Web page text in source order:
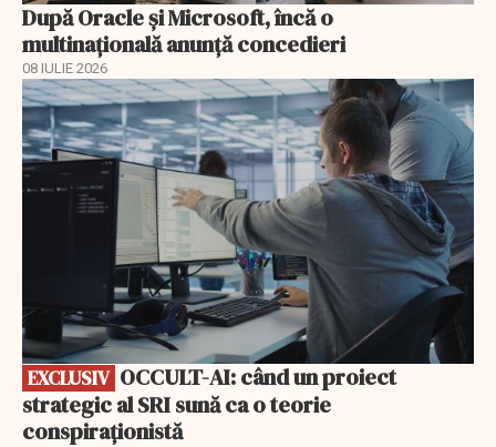
După Oracle şi Microsoft, încă o
multinaţională anunţă concedieri
08 IULIE 2026
EXCLUSIV
EXCLUSIV
strategic al SRI sună ca o teorie
conspiraționistă